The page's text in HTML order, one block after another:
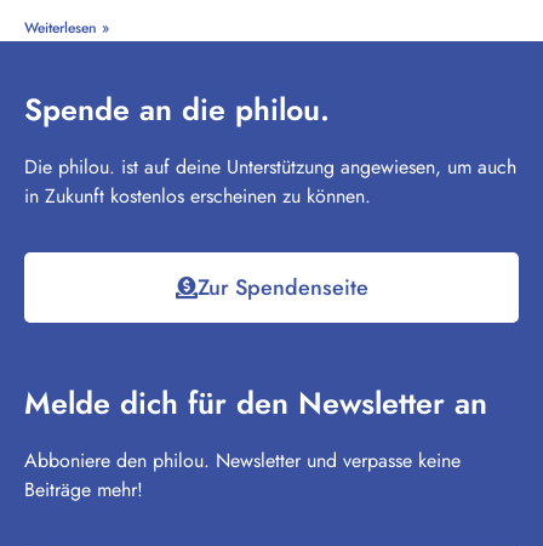
Weiterlesen »
Spende an die philou.
Die philou. ist auf deine Unterstützung angewiesen, um auch
in Zukunft kostenlos erscheinen zu können.
Zur Spendenseite
Melde dich für den Newsletter an
Abboniere den philou. Newsletter und verpasse keine
Beiträge mehr!